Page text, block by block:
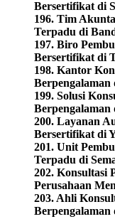
Bersertifikat di
196. Tim
Terpadu di
197. Biro
Bersertifikat di
198. Kantor
Berpengalaman
199. Solusi
Berpengalaman
200. Layanan
Bersertifikat di
201. Unit
Terpadu di
202. Konsultasi
Perusahaan
203. Ahli
Berpengalaman